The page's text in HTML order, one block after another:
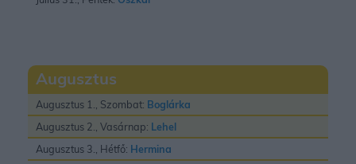
Augusztus
Augusztus 1., Szombat: Boglárka
Augusztus 2., Vasárnap: Lehel
Augusztus 3., Hétfő: Hermina